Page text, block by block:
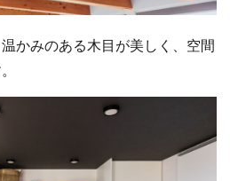
かみのある木目が美しく、空間